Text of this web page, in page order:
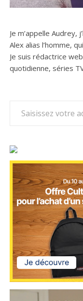
Je m’appelle Audrey,
Alex alias l’homme,
Je suis rédactrice
quotidienne, séries